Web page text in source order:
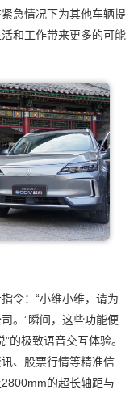
急情况下为其他车辆提
和工作带来更多的可能
令：“小维小维，请为
。”瞬间，这些功能便
的极致语音交互体验。
、股票行情等精准信
的超长轴距与